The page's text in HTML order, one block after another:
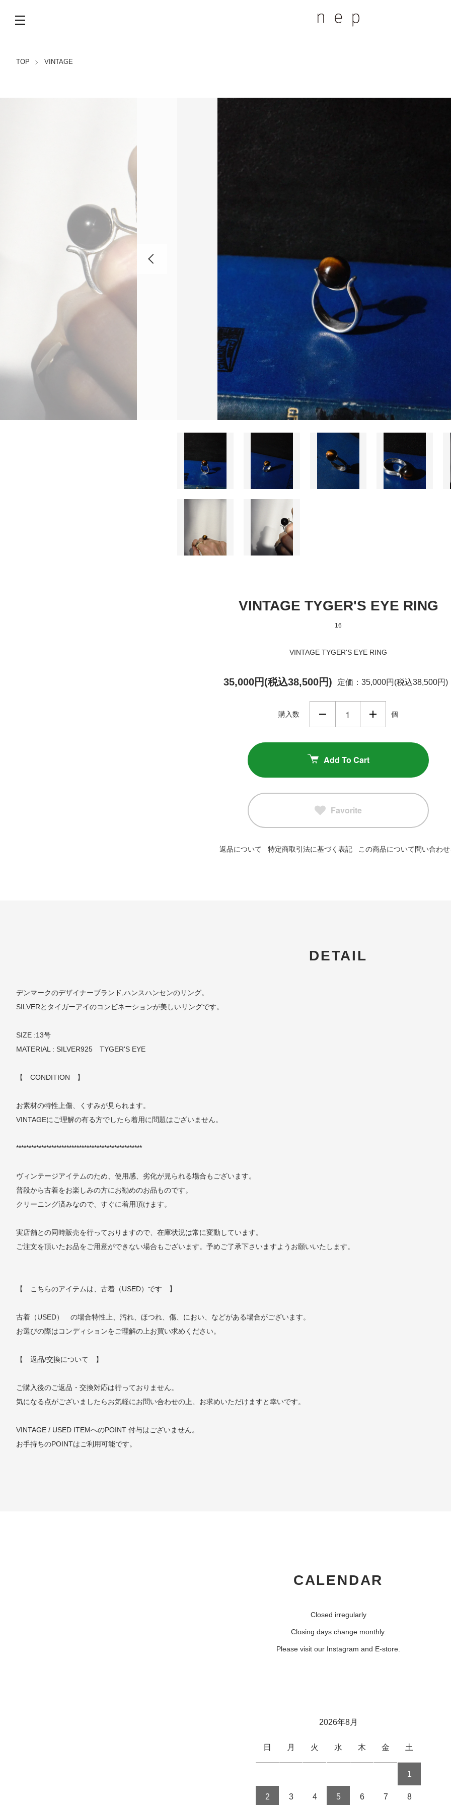
TOP VINTAGE
VINTAGE TYGER'S EYE RING
16
VINTAGE TYGER'S EYE RING
35,000円(税込38,500円) 定価：35,000円(税込38,500円)
購入数 個
Add To Cart
Favorite
返品について 特定商取引法に基づく表記 この商品について問い合わ
DETAIL
デンマークのデザイナーブランド,ハンスハンセンのリング。
SILVERとタイガーアイのコンビネーションが美しいリングです。
SIZE :13号
MATERIAL : SILVER925 TYGER'S EYE
【 CONDITION 】
お素材の特性上傷、くすみが見られます。
VINTAGEにご理解の有る方でしたら着用に問題はございません。
**************************************************
ヴィンテージアイテムのため、使用感、劣化が見られる場合もございます。
普段から古着をお楽しみの方にお勧めのお品ものです。
クリーニング済みなので、すぐに着用頂けます。
実店舗との同時販売を行っておりますので、在庫状況は常に変動しています。
ご注文を頂いたお品をご用意ができない場合もございます。予めご了承下さいますようお願いいたします。
【 こちらのアイテムは、古着（USED）です 】
古着（USED） の場合特性上、汚れ、ほつれ、傷、におい、などがある場合がございます。
お選びの際はコンディションをご理解の上お買い求めください。
【 返品/交換について 】
ご購入後のご返品・交換対応は行っておりません。
気になる点がございましたらお気軽にお問い合わせの上、お求めいただけますと幸いです。
VINTAGE / USED ITEMへのPOINT 付与はございません。
お手持ちのPOINTはご利用可能です。
CALENDAR
Closed irregularly
Closing days change monthly.
Please visit our Instagram and E-store.
2026年8月
日 月 火 水 木 金 土
1
2 3 4 5 6 7 8